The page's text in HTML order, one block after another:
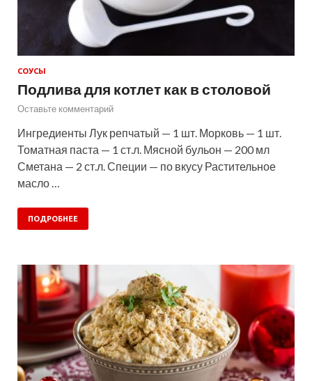
СОУСЫ
Подлива для котлет как в столовой
Оставьте комментарий
Ингредиенты Лук репчатый — 1 шт. Морковь — 1 шт.
Томатная паста — 1 ст.л. Мясной бульон — 200 мл
Сметана — 2 ст.л. Специи — по вкусу Растительное
масло …
ПОДРОБНЕЕ